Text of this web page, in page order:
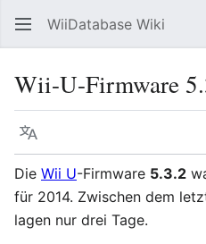
WiiDatabase Wiki
Wii-U-Firmware
Sprache
Die Wii U-Firmware 5.3.2
für 2014. Zwischen dem
lagen nur drei Tage.